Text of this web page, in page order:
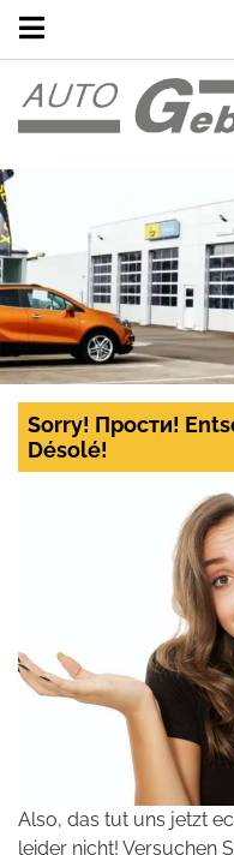
Sorry! Прости!
Désolé!
Also, das tut uns jetzt
leider nicht! Versuchen